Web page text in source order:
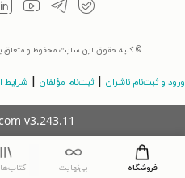
© کلیه حقوق این سایت محفوظ و متعلق
ورود و ثبت‌نام ناشران | ثبت‌نام مؤلفان | شرایط
v3.243.11
فروشگاه بی‌نهایت